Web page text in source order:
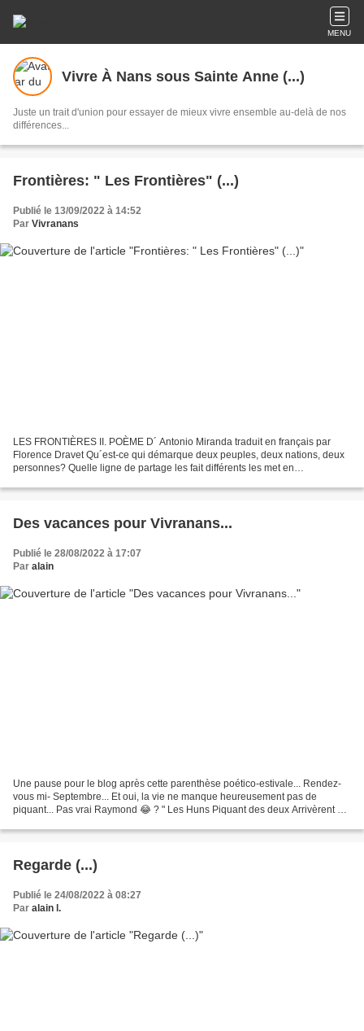
MENU
Vivre À Nans sous Sainte Anne (...)
Juste un trait d'union pour essayer de mieux vivre ensemble au-delà de nos
différences...
Frontières: " Les Frontières" (...)
Publié le 13/09/2022 à 14:52
Par Vivranans
LES FRONTIÈRES II. POÈME D´ Antonio Miranda traduit en français par
Florence Dravet Qu´est-ce qui démarque deux peuples, deux nations, deux
personnes? Quelle ligne de partage les fait différents les met en
Des vacances pour Vivranans...
Publié le 28/08/2022 à 17:07
Par alain
Une pause pour le blog après cette parenthèse poético-estivale... Rendez-
vous mi- Septembre... Et oui, la vie ne manque heureusement pas de
piquant... Pas vrai Raymond 😂 ? " Les Huns Piquant des deux Arrivèrent à
Regarde (...)
Publié le 24/08/2022 à 08:27
Par alain l.